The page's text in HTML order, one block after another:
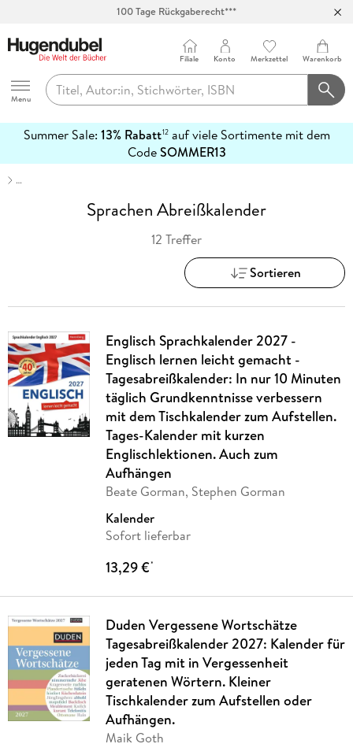
100 Tage Rückgaberecht***
Hugendubel
Menu
Filiale Konto Merkzettel Warenkorb
Summer Sale: 13% Rabatt12auf viele Sortimente mit dem
CodeSOMMER13
erfahren
…
Sprachen Abreißkalender
12 Treffer
Sortieren
Englisch Sprachkalender 2027 -
Englisch lernen leicht gemacht -
Tagesabreißkalender: In nur 10 Minuten
täglich Grundkenntnisse verbessern
mit dem Tischkalender zum Aufstellen.
Tages-Kalender mit kurzen
Englischlektionen. Auch zum
Aufhängen
Beate Gorman, Stephen Gorman
Kalender
Sofort lieferbar
13,29 €*
Duden Vergessene Wortschätze
Tagesabreißkalender 2027: Kalender für
jeden Tag mit in Vergessenheit
geratenen Wörtern. Kleiner
Tischkalender zum Aufstellen oder
Aufhängen.
Maik Goth